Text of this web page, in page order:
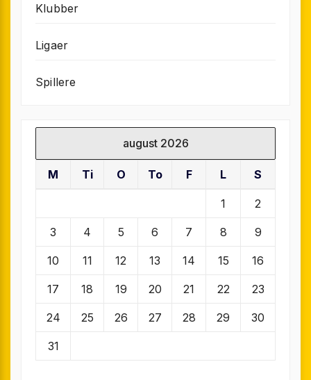
Klubber
Ligaer
Spillere
august 2026
M Ti O To F L S
1 2
3 4 5 6 7 8 9
10 11 12 13 14 15 16
17 18 19 20 21 22 23
24 25 26 27 28 29 30
31